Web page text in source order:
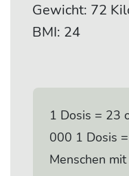
Gewicht: 72
BMI: 24
1 Dosis = 23
000 1 Dosis
Menschen